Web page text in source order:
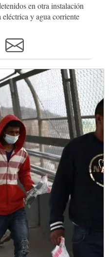
en otra instalación
eléctrica y agua corriente